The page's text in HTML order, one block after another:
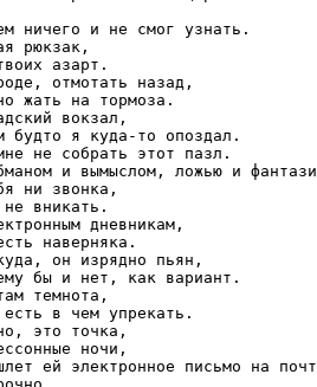
ничего и не смог узнать.
рюкзак,
азарт.
отмотать назад,
жать на тормоза.
вокзал,
будто я куда-то опоздал.
не собрать этот пазл.
и вымыслом, ложью и
ни звонка,
не вникать.
дневникам,
наверняка.
он изрядно пьян,
бы и нет, как вариант.
темнота,
в чем упрекать.
это точка,
ночи,
ей электронное письмо на